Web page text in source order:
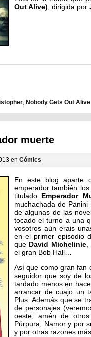
Out Alive) , dirigida por
, Nobody Gets Out Alive
muerte
en Cómics
En este blog aparte
emperador también
titulado Emperador
muchachada de
de algunas de las
tocado el turno a una
vosotros aún erais
en el primer episodio
que David Michelinie,
el gran Bob Hall…
Así que como gran fan
seguidor que soy de
tardado menos en
arrancar de cuajo un
Plus. Además que se
de personajes
oeste, amén de
Púrpura, Namor y por
y por otras razones